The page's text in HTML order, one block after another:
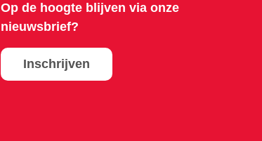
Op de hoogte blijven via onze
nieuwsbrief?
Inschrijven